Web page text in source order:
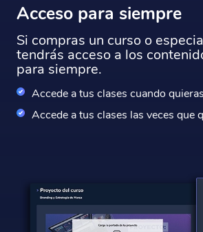
Acceso para siempre
Si compras un curso o
tendrás acceso a los
para siempre.
Accede a tus clases cuando
Accede a tus clases las veces que